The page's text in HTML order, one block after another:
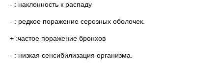
- : наклонность к распаду
- : редкое поражение серозных оболочек.
+ :частое поражение бронхов
- : низкая сенсибилизация организма.